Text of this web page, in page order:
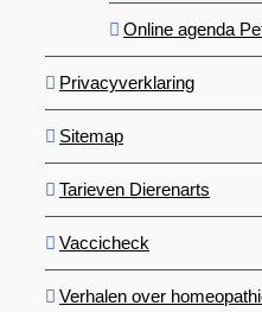
Online agenda
Privacyverklaring
Sitemap
Tarieven Dierenarts
Vaccicheck
Verhalen over